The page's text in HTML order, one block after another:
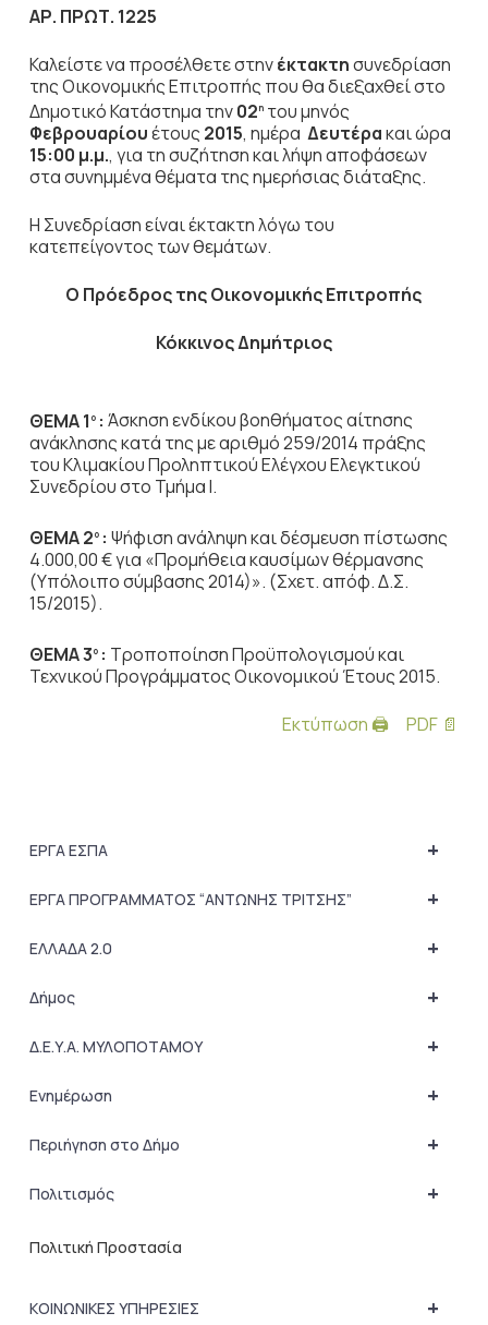
ΑΡ. ΠΡΩΤ. 1225
Καλείστε να προσέλθετε στηνέκτακτησυνεδρίαση
της Οικονομικής Επιτροπής που θα διεξαχθεί στο
Δημοτικό Κατάστημα την02ητου μηνός
Φεβρουαρίουέτους 2015, ημέρα Δευτέρακαι ώρα
15:00 μ.μ., για τη συζήτησηκαι λήψη αποφάσεων
στα συνημμένα θέματα της ημερήσιας διάταξης.
Η Συνεδρίαση είναι έκτακτη λόγω του
κατεπείγοντος των θεμάτων.
Ο Πρόεδροςτης Οικονομικής Επιτροπής
Κόκκινος Δημήτριος
ΘΕΜΑ 1 ο : Άσκηση ενδίκου βοηθήματος αίτησης
ανάκλησης κατά της με αριθμό 259/2014 πράξης
του Κλιμακίου Προληπτικού Ελέγχου Ελεγκτικού
Συνεδρίου στο Τμήμα Ι.
ΘΕΜΑ 2ο : Ψήφιση ανάληψη και δέσμευση πίστωσης
4.000,00 € για «Προμήθεια καυσίμων θέρμανσης
(Υπόλοιπο σύμβασης 2014)». (Σχετ. απόφ. Δ.Σ.
15/2015).
ΘΕΜΑ 3ο : Τροποποίηση Προϋπολογισμού και
Τεχνικού Προγράμματος Οικονομικού Έτους 2015.
Εκτύπωση 🖨
PDF 📄
+
ΕΡΓΑ ΕΣΠΑ
+
ΕΡΓΑ ΠΡΟΓΡΑΜΜΑΤΟΣ “ΑΝΤΩΝΗΣ ΤΡΙΤΣΗΣ”
+
ΕΛΛΑΔΑ 2.0
+
Δήμος
+
Δ.Ε.Υ.Α. ΜΥΛΟΠΟΤΑΜΟΥ
+
Ενημέρωση
+
Περιήγηση στο Δήμο
+
Πολιτισμός
Πολιτική Προστασία
+
ΚΟΙΝΩΝΙΚΕΣ ΥΠΗΡΕΣΙΕΣ